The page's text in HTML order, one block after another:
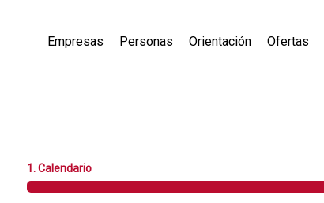
Empresas Personas Orientación Ofertas
1. Calendario